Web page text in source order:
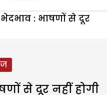
: भाषणों से दूर
से दूर नहीं होगी